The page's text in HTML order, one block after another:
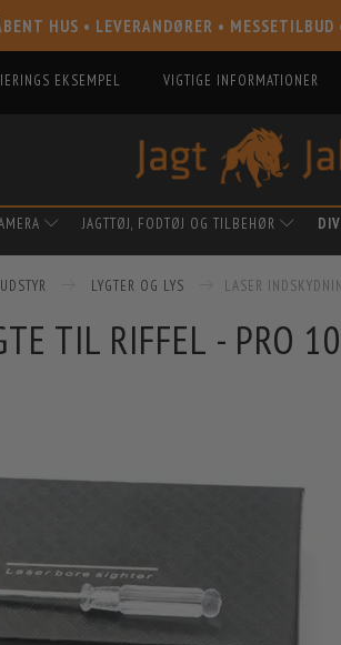
HUS • LEVERANDØRER •
EKSEMPEL VIGTIGE INFORMATIONER
JAGTTØJ, FODTØJ OG TILBEHØR
LYGTER OG LYS LASER
TIL RIFFEL - PRO